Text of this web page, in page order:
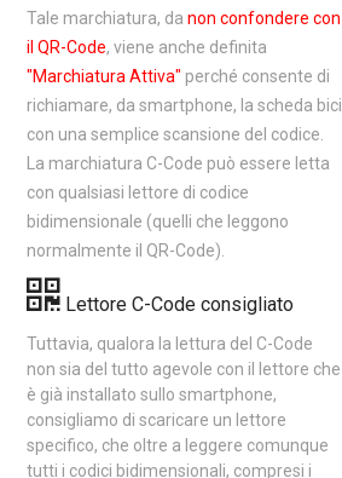
Tale marchiatura, danon confondere con
il QR-Code, viene anche definita
"Marchiatura Attiva" perché consente di
richiamare, da smartphone, la scheda bici
con una semplice scansione del codice.
La marchiatura C-Code può essere letta
con qualsiasi lettore di codice
bidimensionale (quelli che leggono
normalmente il QR-Code).
Lettore C-Code consigliato
Tuttavia, qualora la lettura del C-Code
non sia del tutto agevole con il lettore che
è già installato sullo smartphone,
consigliamo di scaricare un lettore
specifico, che oltre a leggere comunque
tutti i codici bidimensionali, compresi i